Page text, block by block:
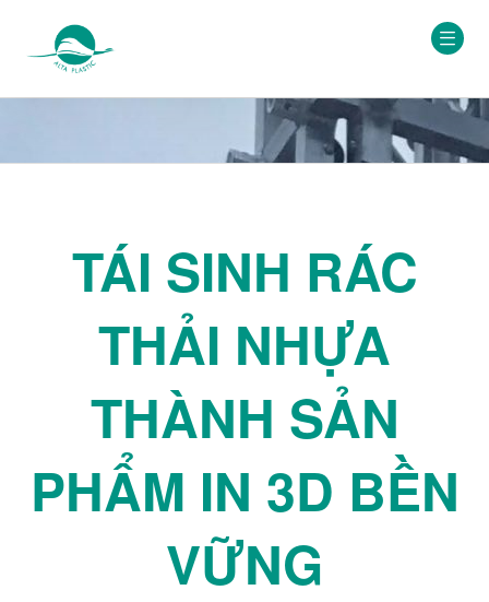
TÁI SINH RÁC
THẢI NHỰA
THÀNH SẢN
PHẨM IN 3D BỀN
VỮNG